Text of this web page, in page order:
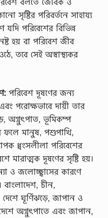
সৃষ্টির পরিবর্তনে সাহায্য
পরিবেশের বিভিন্ন
হয় বা পরিবেশ জীব
তবে সেই অস্বাস্থ্যকর
পরিবেশ দূষণের জন্য
পরোক্ষভাবে দায়ী তার
অগ্নুৎপাত, ভূমিকম্প
ফলে মানুষ, পশুপাখি,
ধ্বংসলীলা পরিবেশের
মারাত্মক দূষণের সৃষ্টি হয়।
ও জলোচ্ছ্বাসের কারণে
বাংলাদেশ, চীন,
দেশে ঘূর্ণিঝড়ে, জাপান ও
অগ্নুৎপাতে এবং জাপান,